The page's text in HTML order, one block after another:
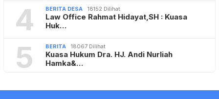
4 BERITA DESA 18152 Dilihat
Law Office Rahmat Hidayat,SH : Kuasa
Huk…
5 BERITA 18067 Dilihat
Kuasa Hukum Dra. HJ. Andi Nurliah
Hamka&…